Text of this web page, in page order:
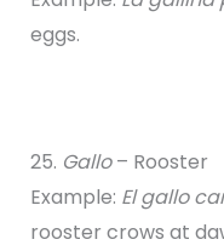
eggs.
25. Gallo– Rooster
Example: El gallo
rooster crows at